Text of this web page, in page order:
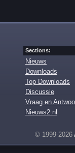
Sections:
Nieuws
Downloads
Top Downloads
Discussie
Vraag en
Nieuws2.nl
© 1999-2026